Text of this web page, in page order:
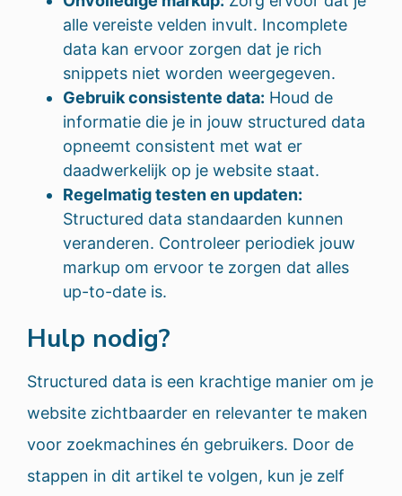
alle vereiste velden invult. Incomplete
data kan ervoor zorgen dat je rich
snippets niet worden weergegeven.
Gebruik consistente data: Houd de
informatie die je in jouw structured data
opneemt consistent met wat er
daadwerkelijk op je website staat.
Regelmatig testen en updaten:
Structured data standaarden kunnen
veranderen. Controleer periodiek jouw
markup om ervoor te zorgen dat alles
up-to-date is.
Hulp nodig?
Structured data is een krachtige manier om je
website zichtbaarder en relevanter te maken
voor zoekmachines én gebruikers. Door de
stappen in dit artikel te volgen, kun je zelf